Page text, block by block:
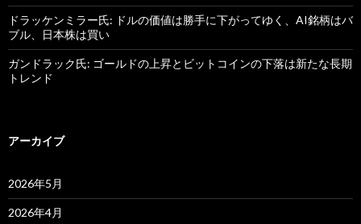
ドラッケンミラー氏: ドルの価値は勝手に下がってゆく、AI銘柄はバ
ブル、日本株は買い
ガンドラック氏: ゴールドの上昇とビットコインの下落は新たな長期
トレンド
アーカイブ
2026年5月
2026年4月